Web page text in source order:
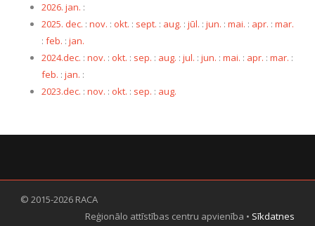
2026. jan. :
2025. dec. : nov. : okt. : sept. : aug. : jūl. : jun. : mai. : apr. : mar.
: feb. : jan.
2024.dec. : nov. : okt. : sep. : aug. : jul. : jun. : mai. : apr. : mar. :
feb. : jan. :
2023.dec. : nov. : okt. : sep. : aug.
© 2015-2026 RACA
Reģionālo attīstības centru apvienība • Sīkdatnes